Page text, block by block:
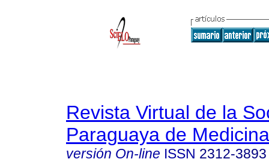
Revista Virtual de la
Paraguaya de
versión On-line ISSN 2312-3893